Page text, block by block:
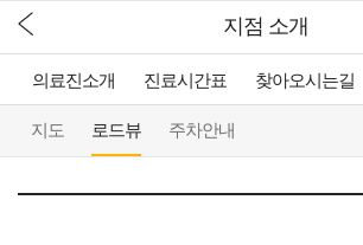
지점 소개
의료진소개 진료시간표 찾아오시는길
지도 로드뷰 주차안내